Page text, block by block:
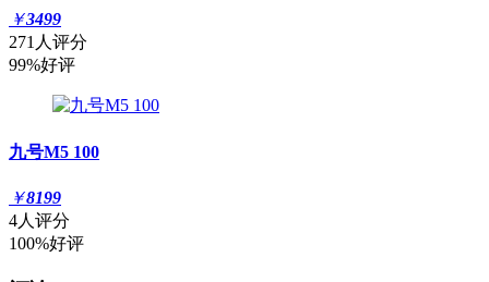
￥3499
271人评分
99%好评
九号M5 100
￥8199
4人评分
100%好评